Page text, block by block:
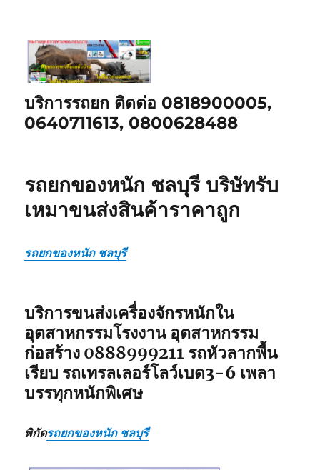
บริการรถยก ติดต่อ 0818900005,
0640711613, 0800628488
รถยกของหนัก ชลบุรี บริษัทรับ
เหมาขนส่งสินค้าราคาถูก
รถยกของหนัก ชลบุรี
บริการขนส่งเครื่องจักรหนักใน
อุตสาหกรรมโรงงาน อุตสาหกรรม
ก่อสร้าง 0888999211 รถหัวลากพื้น
เรียบ รถเทรลเลอร์โลว์เบด3-6 เพลา
บรรทุกหนักพิเศษ
พิกัดรถยกของหนัก ชลบุรี